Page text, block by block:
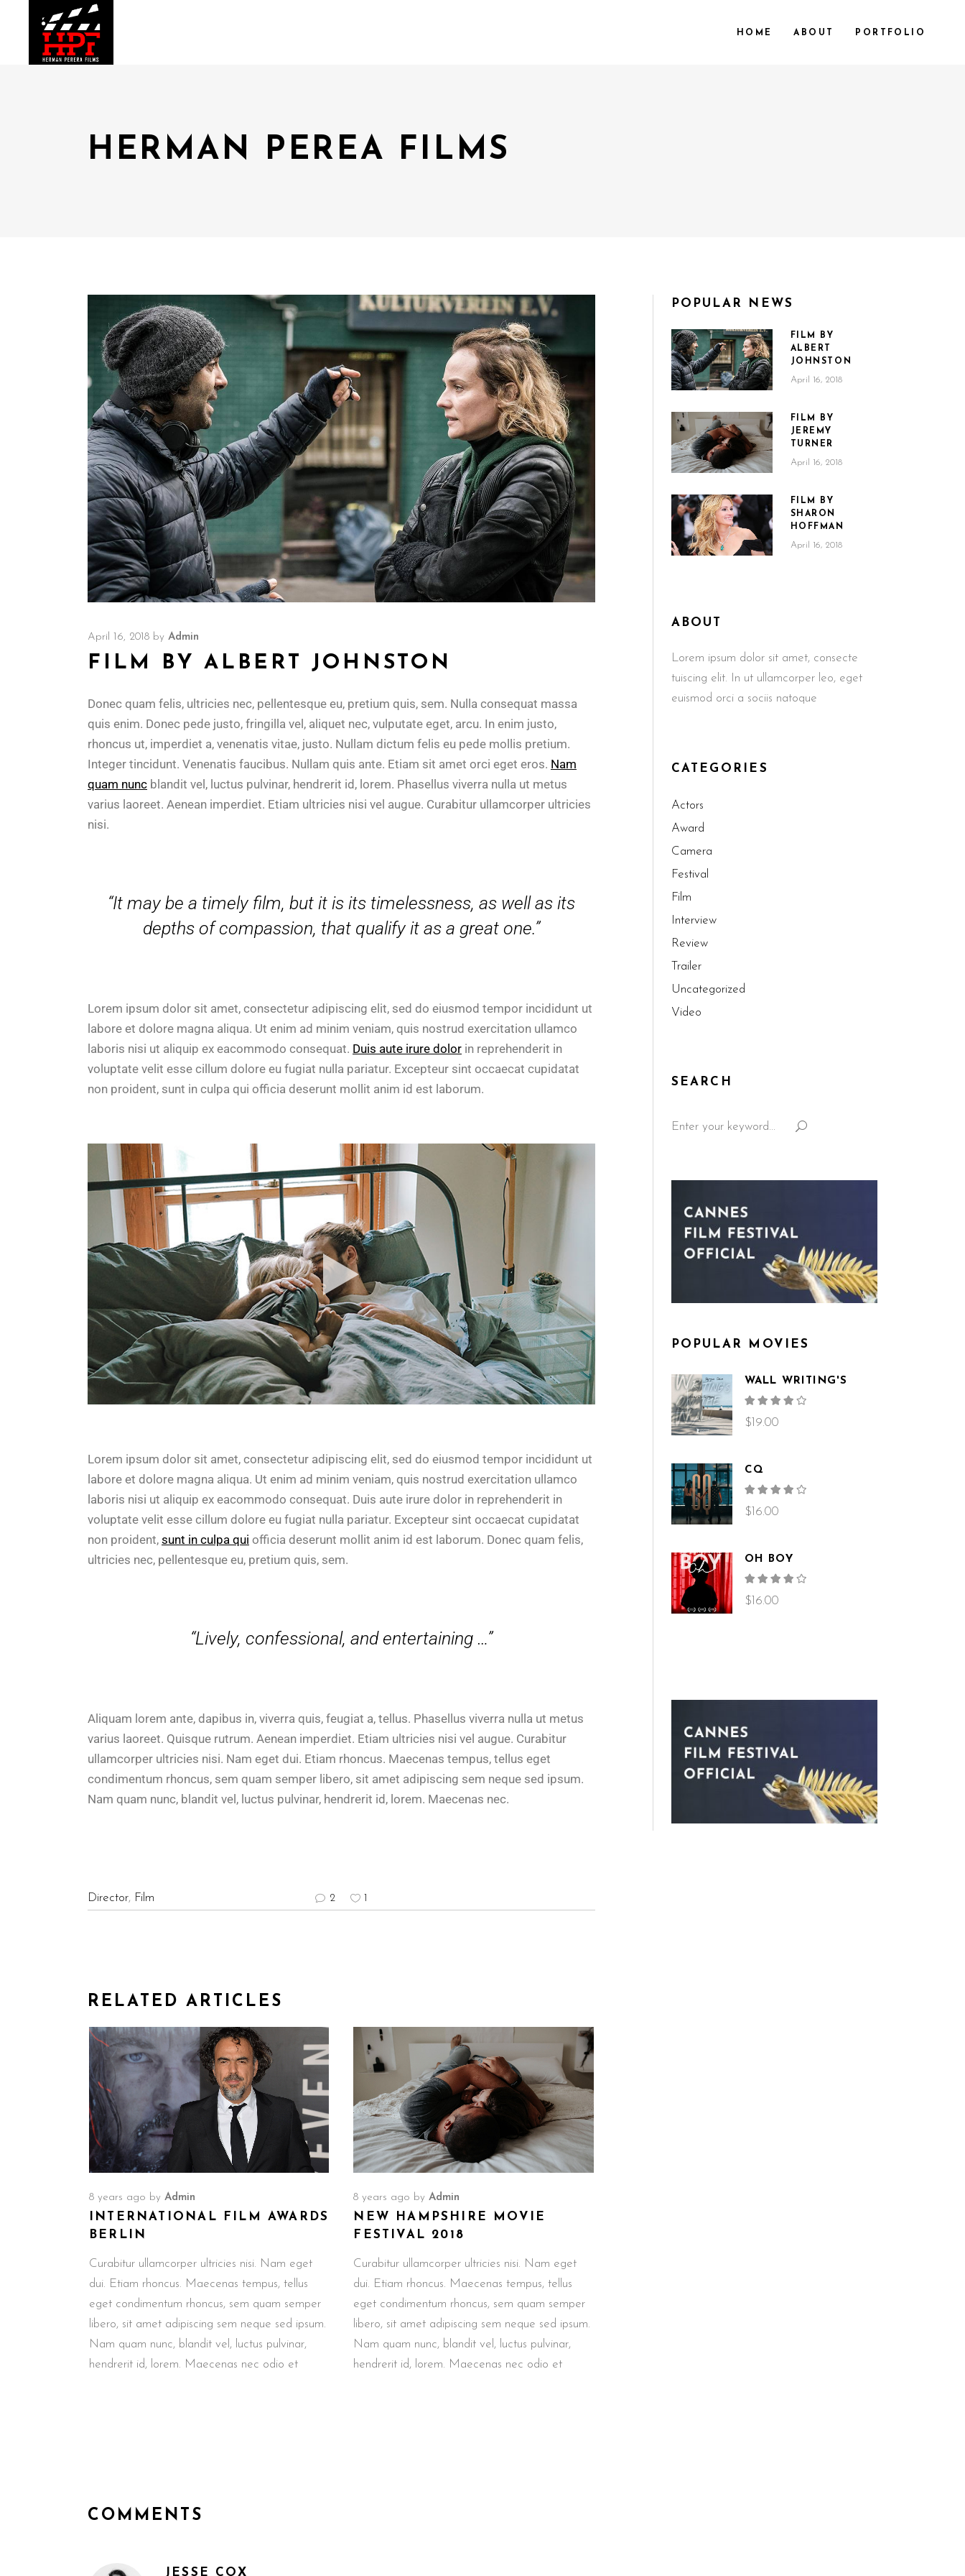
HOME ABOUT PORTFOLIO
HERMAN PEREA FILMS
April 16, 2018 by Admin
FILM BY ALBERT JOHNSTON
Donec quam felis, ultricies nec, pellentesque eu, pretium quis, sem. Nulla consequat massa
quis enim. Donec pede justo, fringilla vel, aliquet nec, vulputate eget, arcu. In enim justo,
rhoncus ut, imperdiet a, venenatis vitae, justo. Nullam dictum felis eu pede mollis pretium.
Integer tincidunt. Venenatis faucibus. Nullam quis ante. Etiam sit amet orci eget eros. Nam
quam nunc blandit vel, luctus pulvinar, hendrerit id, lorem. Phasellus viverra nulla ut metus
varius laoreet. Aenean imperdiet. Etiam ultricies nisi vel augue. Curabitur ullamcorper ultricies
nisi.
“It may be a timely film, but it is its timelessness, as well as its
depths of compassion, that qualify it as a great one.”
Lorem ipsum dolor sit amet, consectetur adipiscing elit, sed do eiusmod tempor incididunt ut
labore et dolore magna aliqua. Ut enim ad minim veniam, quis nostrud exercitation ullamco
laboris nisi ut aliquip ex eacommodo consequat. Duis aute irure dolor in reprehenderit in
voluptate velit esse cillum dolore eu fugiat nulla pariatur. Excepteur sint occaecat cupidatat
non proident, sunt in culpa qui officia deserunt mollit anim id est laborum.
Lorem ipsum dolor sit amet, consectetur adipiscing elit, sed do eiusmod tempor incididunt ut
labore et dolore magna aliqua. Ut enim ad minim veniam, quis nostrud exercitation ullamco
laboris nisi ut aliquip ex eacommodo consequat. Duis aute irure dolor in reprehenderit in
voluptate velit esse cillum dolore eu fugiat nulla pariatur. Excepteur sint occaecat cupidatat
non proident, sunt in culpa qui officia deserunt mollit anim id est laborum. Donec quam felis,
ultricies nec, pellentesque eu, pretium quis, sem.
“Lively, confessional, and entertaining …”
Aliquam lorem ante, dapibus in, viverra quis, feugiat a, tellus. Phasellus viverra nulla ut metus
varius laoreet. Quisque rutrum. Aenean imperdiet. Etiam ultricies nisi vel augue. Curabitur
ullamcorper ultricies nisi. Nam eget dui. Etiam rhoncus. Maecenas tempus, tellus eget
condimentum rhoncus, sem quam semper libero, sit amet adipiscing sem neque sed ipsum.
Nam quam nunc, blandit vel, luctus pulvinar, hendrerit id, lorem. Maecenas nec.
Director, Film 2 1
RELATED ARTICLES
8 years ago by Admin
INTERNATIONAL FILM AWARDS
BERLIN
Curabitur ullamcorper ultricies nisi. Nam eget
dui. Etiam rhoncus. Maecenas tempus, tellus
eget condimentum rhoncus, sem quam semper
libero, sit amet adipiscing sem neque sed ipsum.
Nam quam nunc, blandit vel, luctus pulvinar,
hendrerit id, lorem. Maecenas nec odio et
8 years ago byAdmin
NEW HAMPSHIRE MOVIE
FESTIVAL 2018
Curabitur ullamcorper ultricies nisi. Nam eget
dui. Etiam rhoncus. Maecenas tempus, tellus
eget condimentum rhoncus, sem quam semper
libero, sit amet adipiscing sem neque sed ipsum.
Nam quam nunc, blandit vel, luctus pulvinar,
hendrerit id, lorem. Maecenas nec odio et
COMMENTS
JESSE COX
POPULAR NEWS
FILM BY
ALBERT
JOHNSTON
April 16, 2018
FILM BY
JEREMY
TURNER
April 16, 2018
FILM BY
SHARON
HOFFMAN
April 16, 2018
ABOUT
Lorem ipsum dolor sit amet, consecte
tuiscing elit. In ut ullamcorper leo, eget
euismod orci a sociis natoque
CATEGORIES
Actors
Award
Camera
Festival
Film
Interview
Review
Trailer
Uncategorized
Video
SEARCH
POPULAR MOVIES
WALL WRITING'S
4.00
of 5
$19.00
CQ
4.00
of 5
$16.00
OH BOY
4.00
of 5
$16.00